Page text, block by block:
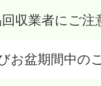
収業者にご注
お盆期間中の